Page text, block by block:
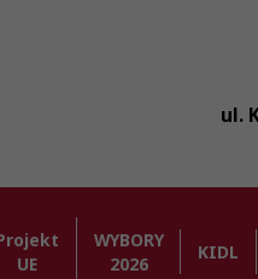
ul.
UE
WYBORY
2026
KIDL